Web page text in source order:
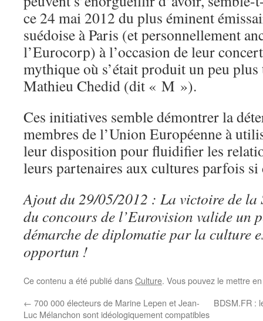
ce 24 mai 2012 du plus éminent
suédoise à Paris (et personnellement
l’Eurocorp) à l’occasion de leur
mythique où s’était produit un peu
Mathieu Chedid (dit « M »).
Ces initiatives semble démontrer la
membres de l’Union Européenne à
leur disposition pour fluidifier les
leurs partenaires aux cultures parfois si
Ajout du 29/05/2012 : La victoire de la
du concours de l’Eurovision valide un
démarche de diplomatie par la culture
opportun !
Ce contenu a été publié dansCulture. Vous pouvez le mettre
← 700 000 électeurs de Marine Lepen et Jean-
Luc Mélanchon sont idéologiquement compatibles
BDSM.FR :